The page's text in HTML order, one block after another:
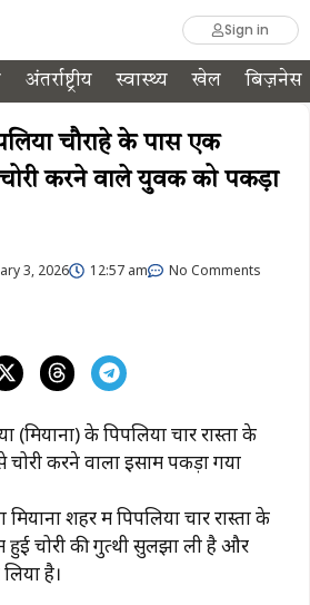
Sign in
अंतर्राष्ट्रीय स्वास्थ्य खेल बिज़नेस
चौराहे के पास एक
करने वाले युवक को पकड़ा
3, 2026 12:57 am No Comments
(मियाना) के पिपलिया चार रास्ता के
करने वाला इसाम पकड़ा गया
शहर में पिपलिया चार रास्ता के
चोरी की गुत्थी सुलझा ली है और
है।